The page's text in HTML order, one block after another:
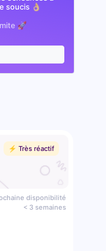
👌🏼
🚀
⚡️ Très réactif
disponibilité
< 3 semaines